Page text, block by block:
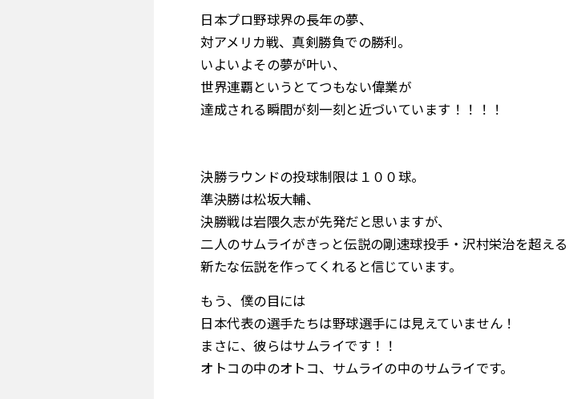
日本プロ野球界の長年の夢、
対アメリカ戦、真剣勝負での勝利。
いよいよその夢が叶い、
世界連覇というとてつもない偉業が
達成される瞬間が刻一刻と近づいています！！！！
決勝ラウンドの投球制限は１００球。
準決勝は松坂大輔、
決勝戦は岩隈久志が先発だと思いますが、
二人のサムライがきっと伝説の剛速球投手・沢村栄治を超える
新たな伝説を作ってくれると信じています。
もう、僕の目には
日本代表の選手たちは野球選手には見えていません！
まさに、彼らはサムライです！！
オトコの中のオトコ、サムライの中のサムライです。